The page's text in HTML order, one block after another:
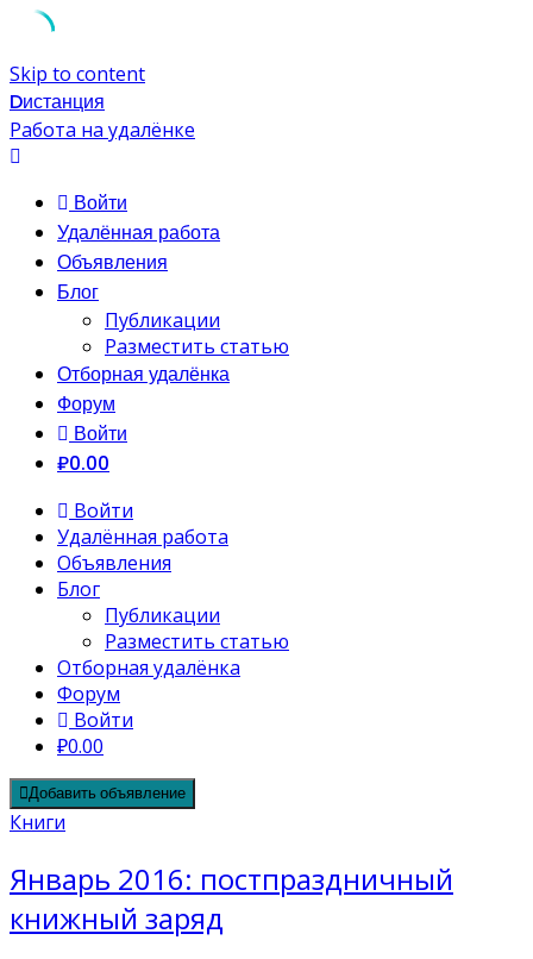
Skip to content
Dистанция
Работа на удалёнке
Войти
Удалённая работа
Объявления
Блог
Публикации
Разместить статью
Отборная удалёнка
Форум
Войти
₽0.00
Войти
Удалённая работа
Объявления
Блог
Публикации
Разместить статью
Отборная удалёнка
Форум
Войти
₽0.00
Добавить объявление
Книги
Январь 2016: постпраздничный
книжный заряд